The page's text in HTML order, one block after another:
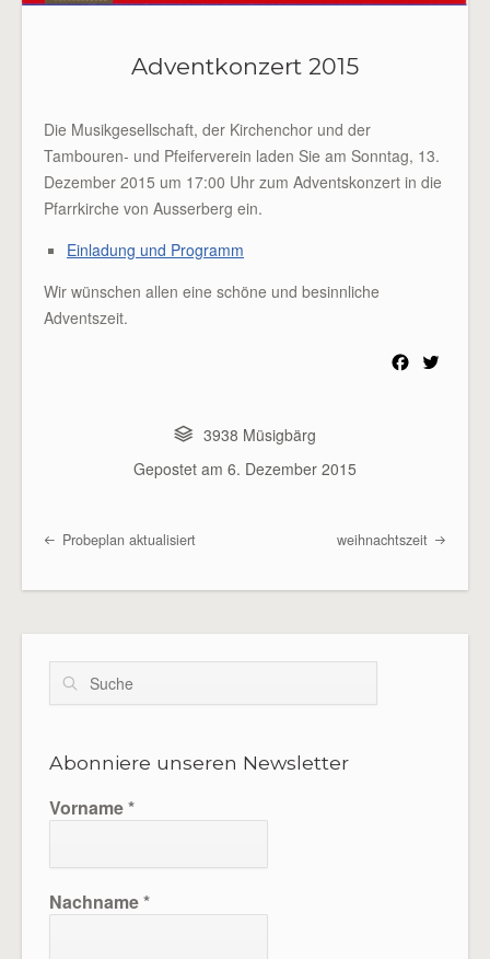
Adventkonzert 2015
Die Musikgesellschaft, der Kirchenchor und der
Tambouren- und Pfeiferverein laden Sie am Sonntag, 13.
Dezember 2015 um 17:00 Uhr zum Adventskonzert in die
Pfarrkirche von Ausserberg ein.
Einladung und Programm
Wir wünschen allen eine schöne und besinnliche
Adventszeit.
3938 Müsigbärg
Gepostet am 6. Dezember 2015
Beitragsübersicht
Probeplan aktualisiert weihnachtszeit
Suche
Abonniere unseren Newsletter
Vorname*
Nachname*